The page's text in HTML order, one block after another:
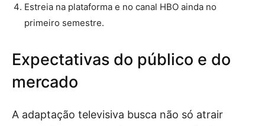
Estreia na plataforma e no canal HBO ainda no
primeiro semestre.
Expectativas do público e do
mercado
A adaptação televisiva busca não só atrair